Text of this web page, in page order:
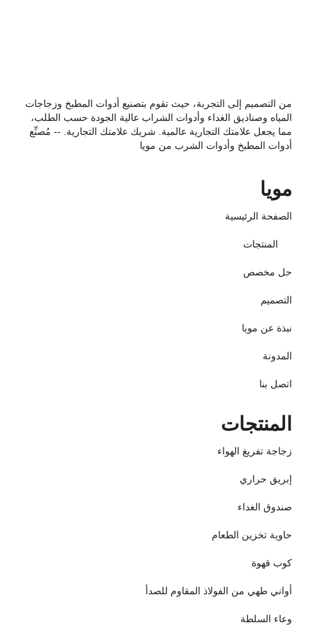
من التصميم إلى التجربة، حيث تقوم بتصنيع أدوات المطبخ وزجاجات
المياه وصناديق الغداء وأدوات الشراب عالية الجودة حسب الطلب،
مما يجعل علامتك التجارية عالمية. شريك علامتك التجارية. -- مُصنِّع
أدوات المطبخ وأدوات الشرب من مويا
مويا
الصفحة الرئيسية
المنتجات
حل مخصص
التصميم
نبذة عن مويا
المدونة
اتصل بنا
المنتجات
زجاجة تفريغ الهواء
إبريق حراري
صندوق الغداء
حاوية تخزين الطعام
كوب قهوة
أواني طهي من الفولاذ المقاوم للصدأ
وعاء السلطة